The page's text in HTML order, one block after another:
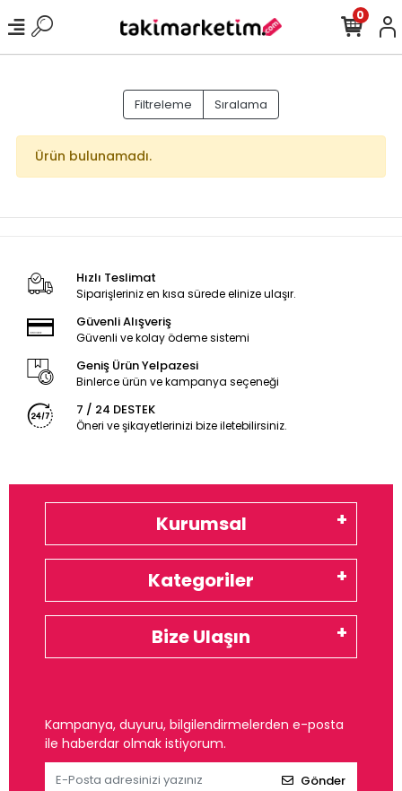
0
Filtreleme Sıralama
Ürün bulunamadı.
Hızlı Teslimat
Siparişleriniz en kısa sürede elinize ulaşır.
Güvenli Alışveriş
Güvenli ve kolay ödeme sistemi
Geniş Ürün Yelpazesi
Binlerce ürün ve kampanya seçeneği
7 / 24 DESTEK
Öneri ve şikayetlerinizi bize iletebilirsiniz.
Kurumsal
Kategoriler
Bize Ulaşın
Kampanya, duyuru, bilgilendirmelerden e-posta
ile haberdar olmak istiyorum.
Gönder